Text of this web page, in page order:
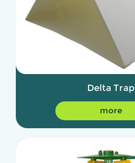
Delta Trap
more